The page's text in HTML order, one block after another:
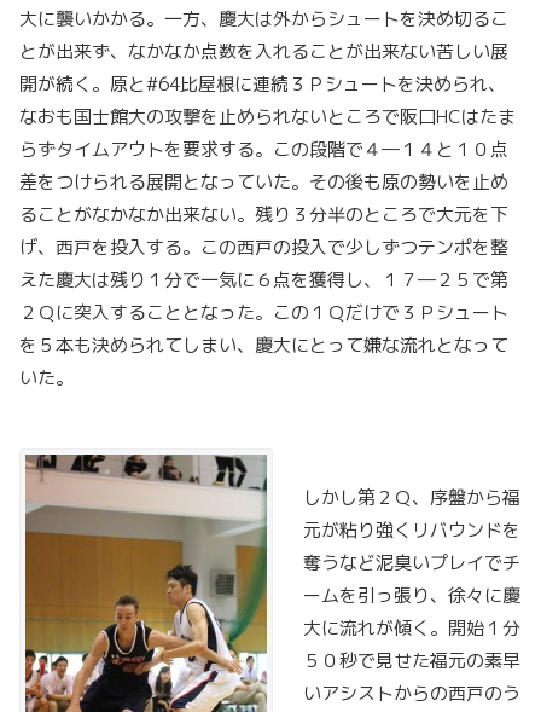
大に襲いかかる。一方、慶大は外からシュートを決め切るこ
とが出来ず、なかなか点数を入れることが出来ない苦しい展
開が続く。原と#64比屋根に連続３Ｐシュートを決められ、
なおも国士館大の攻撃を止められないところで阪口HCはたま
らずタイムアウトを要求する。この段階で４―１４と１０点
差をつけられる展開となっていた。その後も原の勢いを止め
ることがなかなか出来ない。残り３分半のところで大元を下
げ、西戸を投入する。この西戸の投入で少しずつテンポを整
えた慶大は残り１分で一気に６点を獲得し、１７―２５で第
２Ｑに突入することとなった。この１Ｑだけで３Ｐシュート
を５本も決められてしまい、慶大にとって嫌な流れとなって
いた。
しかし第２Ｑ、序盤から福
元が粘り強くリバウンドを
奪うなど泥臭いプレイでチ
ームを引っ張り、徐々に慶
大に流れが傾く。開始１分
５０秒で見せた福元の素早
いアシストからの西戸のう